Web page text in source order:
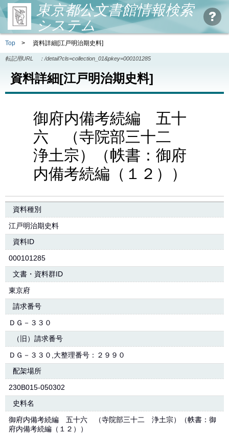
東京都公文書館情報検索
システム
Top > 資料詳細[江戸明治期史料]
転記用URL ： /detail?cls=collection_01&pkey=000101285
資料詳細[江戸明治期史料]
御府内備考続編 五十
六 （寺院部三十二
浄土宗）（帙書：御府
内備考続編（１２））
資料種別
江戸明治期史料
資料ID
000101285
文書・資料群ID
東京府
請求番号
ＤＧ－３３０
（旧）請求番号
ＤＧ－３３０,大整理番号：２９９０
配架場所
230B015-050302
史料名
御府内備考続編 五十六 （寺院部三十二 浄土宗）（帙書：御
府内備考続編（１２））